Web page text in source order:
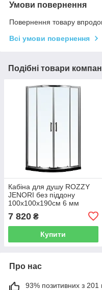
Умови повернення
Повернення товару
Всі умови повернення
Подібні товари
Кабіна для душу ROZZY
JENORI без піддону
100x100x190см 6 мм
258224 K9170-FBM-1005
7 820 ₴
Купити
Про нас
93% позитивних з 201